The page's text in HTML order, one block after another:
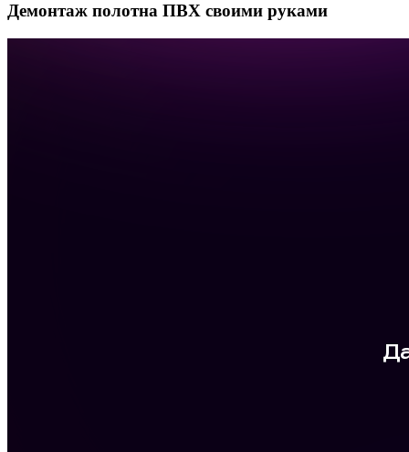
Демонтаж полотна ПВХ своими руками